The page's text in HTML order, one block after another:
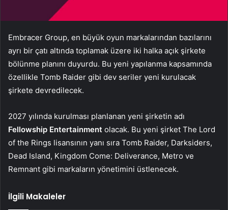
Embracer Group, en büyük oyun markalarından bazılarını
ayrı bir çatı altında toplamak üzere iki halka açık şirkete
bölünme planını duyurdu. Bu yeni yapılanma kapsamında
özellikle Tomb Raider gibi dev seriler yeni kurulacak
şirkete devredilecek.
2027 yılında kurulması planlanan yeni şirketin adı
Fellowship Entertainment olacak. Bu yeni şirket The Lord
of the Rings lisansının yanı sıra Tomb Raider, Darksiders,
Dead Island, Kingdom Come: Deliverance, Metro ve
Remnant gibi markaların yönetimini üstlenecek.
İlgili Makaleler